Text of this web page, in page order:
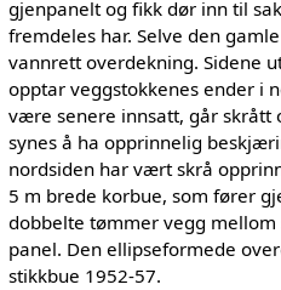
gjenpanelt og fikk dør inn til
fremdeles har. Selve den
vannrett overdekning. Sidene
opptar veggstokkenes ender i
være senere innsatt, går skrått
synes å ha opprinnelig
nordsiden har vært skrå
5 m brede korbue, som fører
dobbelte tømmer vegg
panel. Den ellipseformede
stikkbue 1952-57.